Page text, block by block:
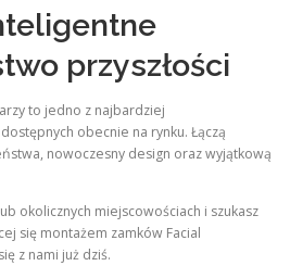
przyszłości
to jedno z najbardziej
obecnie na rynku. Łączą
nowoczesny design oraz wyjątkową
okolicznych miejscowościach i szukasz
się montażem zamków Facial
z nami już dziś.